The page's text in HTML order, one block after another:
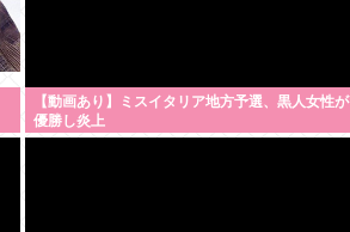
【動画あり】ミスイタリア地方予選、黒人女性が
優勝し炎上